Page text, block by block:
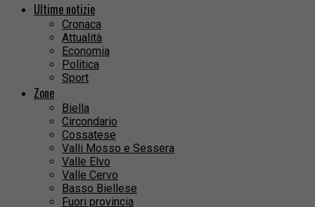
Ultime notizie
Cronaca
Attualità
Economia
Politica
Sport
Zone
Biella
Circondario
Cossatese
Valli Mosso e Sessera
Valle Elvo
Valle Cervo
Basso Biellese
Fuori provincia